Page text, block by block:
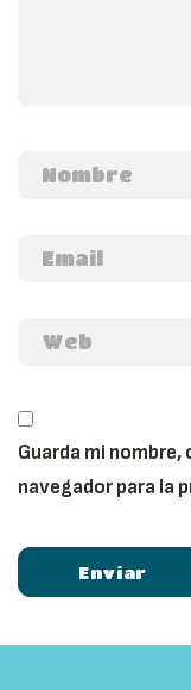
Guarda mi
navegador para la